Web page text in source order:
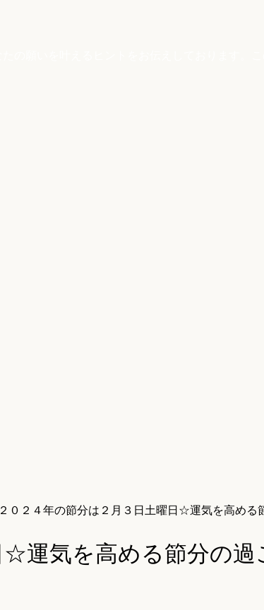
２０２４年の節分は２月３日土曜日☆運気を高める
運気を高める節分の過